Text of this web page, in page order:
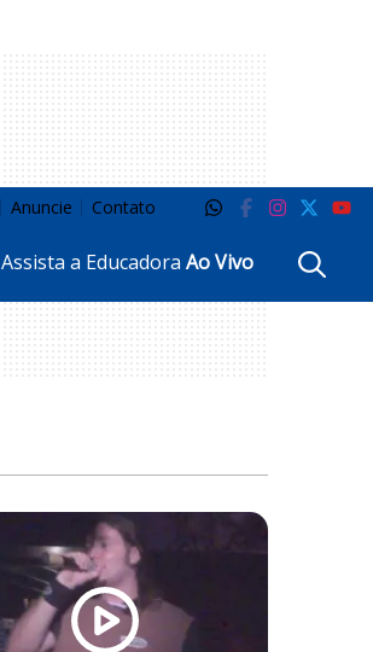
Anuncie Contato
Assista a EducadoraAo Vivo